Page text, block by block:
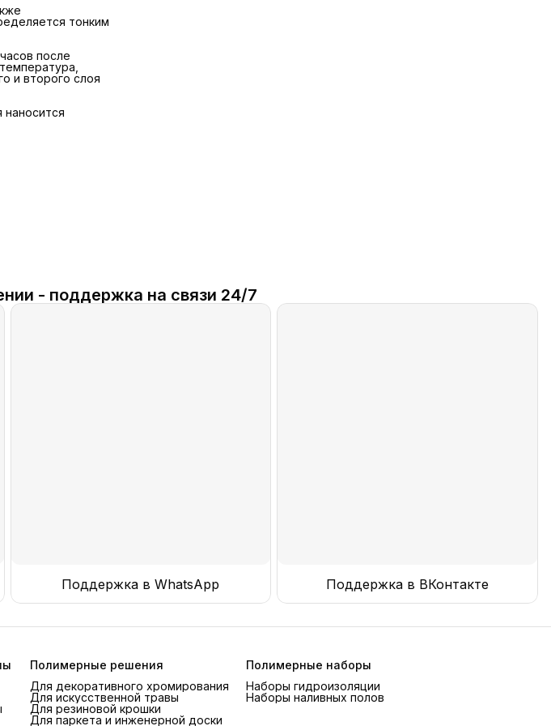
тонким
после
и второго слоя
- поддержка на связи 24/7
Поддержка в WhatsApp Поддержка в ВКонтакте
Полимерные решения
Для декоративного хромирования
Для искусственной травы
Для резиновой крошки
Для паркета и инженерной доски
Полимерные наборы
Наборы гидроизоляции
Наборы наливных полов